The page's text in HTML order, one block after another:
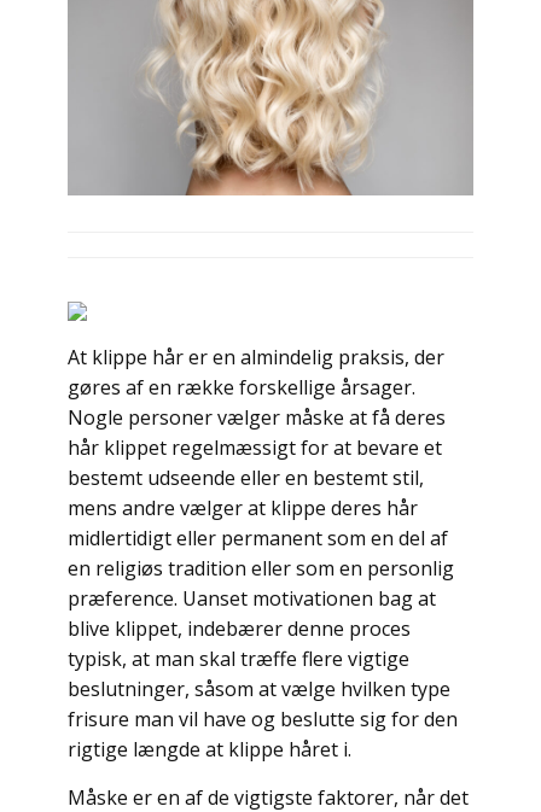
At klippe hår er en almindelig praksis, der
gøres af en række forskellige årsager.
Nogle personer vælger måske at få deres
hår klippet regelmæssigt for at bevare et
bestemt udseende eller en bestemt stil,
mens andre vælger at klippe deres hår
midlertidigt eller permanent som en del af
en religiøs tradition eller som en personlig
præference. Uanset motivationen bag at
blive klippet, indebærer denne proces
typisk, at man skal træffe flere vigtige
beslutninger, såsom at vælge hvilken type
frisure man vil have og beslutte sig for den
rigtige længde at klippe håret i.
Måske er en af de vigtigste faktorer, når det